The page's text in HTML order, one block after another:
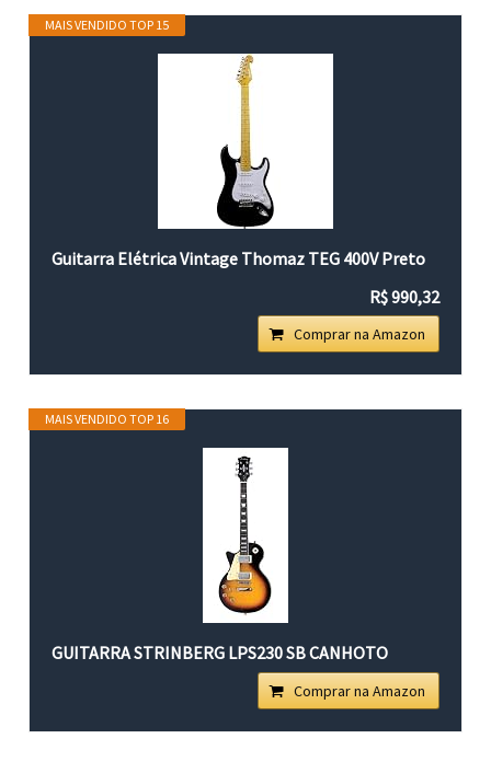
MAIS VENDIDO TOP 15
Guitarra Elétrica Vintage Thomaz TEG 400V Preto
R$ 990,32
Comprar na Amazon
MAIS VENDIDO TOP 16
GUITARRA STRINBERG LPS230 SB CANHOTO
Comprar na Amazon